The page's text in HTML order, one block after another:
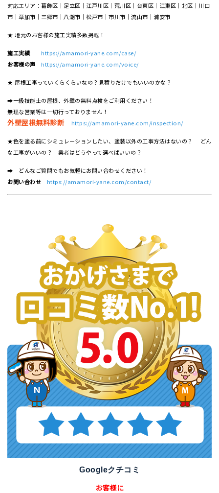
対応エリア：葛飾区｜足立区｜江戸川区｜荒川区｜台東区｜江東区｜北区｜川口
市｜草加市｜三郷市｜八潮市｜松⼾市｜市川市｜流⼭市｜浦安市
★ 地元のお客様の施工実績多数掲載！
施工実績
https://amamori-yane.com/case/
お客様の声
https://amamori-yane.com/voice/
★ 屋根工事っていくらくらいなの？見積りだけでもいいのかな？
➡一級技能士の屋根、外壁の無料点検をご利用ください！
無理な営業等は一切行っておりません！
外壁屋根無料診断 https://amamori-yane.com/inspection/
★色を塗る前にシミュレーションしたい、塗装以外の工事方法はないの？ どん
な工事がいいの？ 業者はどうやって選べばいいの？
➡ どんなご質問でもお気軽にお問い合わせください！
お問い合わせ
https://amamori-yane.com/contact/
Googleクチコミ
お客様に